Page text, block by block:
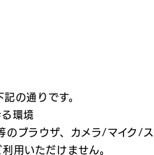
の通りです。
環境
ブラウザ、カメラ/マイク/ス
いただけません。